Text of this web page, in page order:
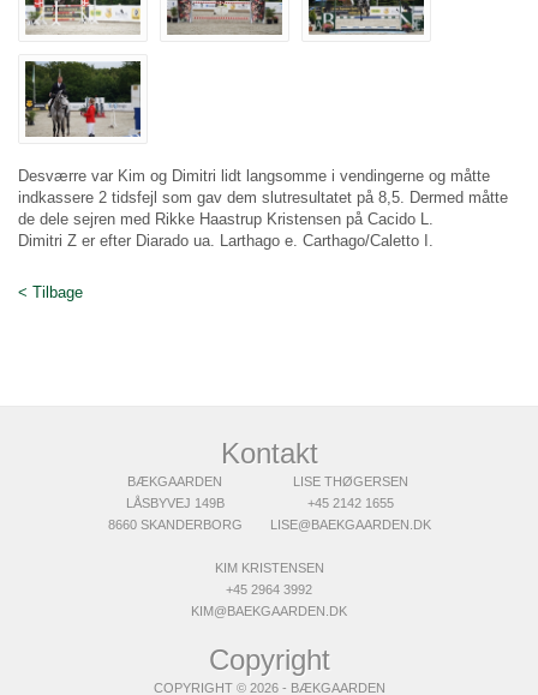
Desværre var Kim og Dimitri lidt langsomme i vendingerne og måtte
indkassere 2 tidsfejl som gav dem slutresultatet på 8,5. Dermed måtte
de dele sejren med Rikke Haastrup Kristensen på Cacido L.
Dimitri Z er efter Diarado ua. Larthago e. Carthago/Caletto I.
< Tilbage
Kontakt
BÆKGAARDEN
LÅSBYVEJ 149B
8660 SKANDERBORG
LISE THØGERSEN
+45 2142 1655
LISE@BAEKGAARDEN.DK
KIM KRISTENSEN
+45 2964 3992
KIM@BAEKGAARDEN.DK
Copyright
COPYRIGHT © 2026 - BÆKGAARDEN